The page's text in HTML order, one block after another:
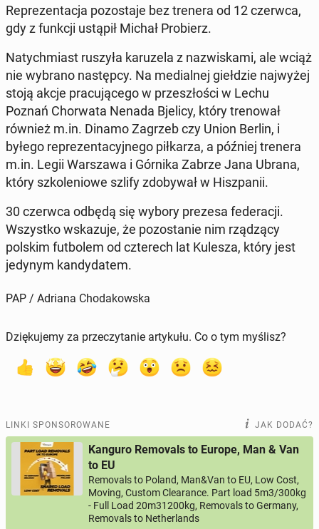
Re­pre­zen­ta­cja po­zo­sta­je bez trenera od 12 czerwca,
gdy z funkcji ustąpił Michał Pro­bierz.
Na­tych­miast ruszyła ka­ru­ze­la z na­zwi­ska­mi, ale wciąż
nie wybrano na­stęp­cy. Na me­dial­nej gieł­dzie naj­wy­żej
stoją akcje pra­cu­ją­ce­go w prze­szło­ści w Lechu
Poznań Chor­wa­ta Nenada Bjelicy, który tre­no­wał
również m.in. Dinamo Zagrzeb czy Union Berlin, i
byłego re­pre­zen­ta­cyj­ne­go pił­ka­rza, a później trenera
m.in. Legii War­sza­wa i Górnika Zabrze Jana Ubrana,
który szko­le­nio­we szlify zdo­by­wał w Hisz­pa­nii.
30 czerwca odbędą się wybory prezesa fe­de­ra­cji.
Wszyst­ko wska­zu­je, że po­zo­sta­nie nim rzą­dzą­cy
polskim fut­bo­lem od czte­rech lat Kulesza, który jest
jedynym kan­dy­da­tem.
PAP / Adriana Chodakowska
Dziękujemy za przeczytanie artykułu. Co o tym myślisz?
LINKI SPONSOROWANE JAK DODAĆ?
Kanguro Removals to Europe, Man & Van
to EU
Removals to Poland, Man&Van to EU, Low Cost,
Moving, Custom Clearance. Part load 5m3/300kg
- Full Load 20m31200kg, Removals to Germany,
Removals to Netherlands